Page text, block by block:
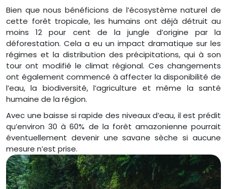
Bien que nous bénéficions de l’écosystème naturel de
cette forêt tropicale, les humains ont déjà détruit au
moins 12 pour cent de la jungle d’origine par la
déforestation. Cela a eu un impact dramatique sur les
régimes et la distribution des précipitations, qui à son
tour ont modifié le climat régional. Ces changements
ont également commencé à affecter la disponibilité de
l’eau, la biodiversité, l’agriculture et même la santé
humaine de la région.
Avec une baisse si rapide des niveaux d’eau, il est prédit
qu’environ 30 à 60% de la forêt amazonienne pourrait
éventuellement devenir une savane sèche si aucune
mesure n’est prise.